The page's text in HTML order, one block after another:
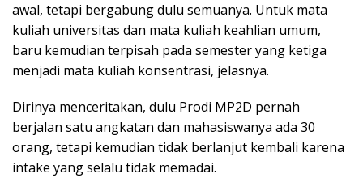
awal, tetapi bergabung dulu semuanya. Untuk mata
kuliah universitas dan mata kuliah keahlian umum,
baru kemudian terpisah pada semester yang ketiga
menjadi mata kuliah konsentrasi, jelasnya.
Dirinya menceritakan, dulu Prodi MP2D pernah
berjalan satu angkatan dan mahasiswanya ada 30
orang, tetapi kemudian tidak berlanjut kembali karena
intake yang selalu tidak memadai.